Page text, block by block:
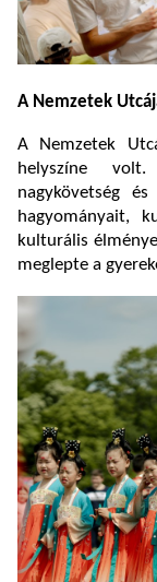
A Nemzetek
A Nemzetek
helyszíne
nagykövetség
hagyományait,
kulturális
meglepte a